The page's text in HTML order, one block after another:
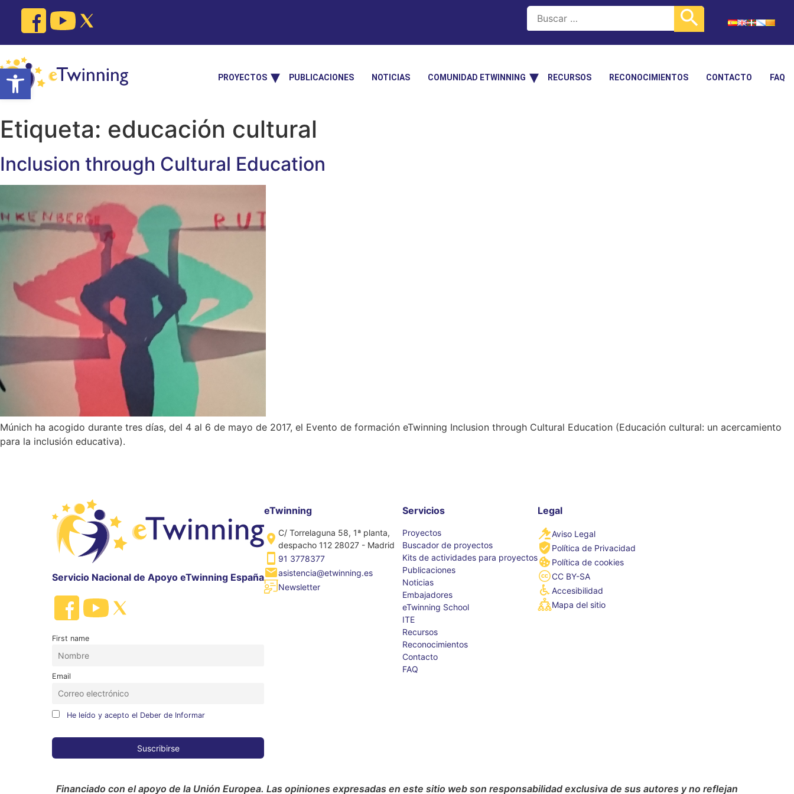
Open toolbar
content
PROYECTOS PUBLICACIONES NOTICIAS COMUNIDAD ETWINNING RECURSOS RECONOCIMIENTOS CONTACTO FAQ
Etiqueta: educación cultural
Inclusion through Cultural Education
Múnich ha acogido durante tres días, del 4 al 6 de mayo de 2017, el Evento de formación eTwinning Inclusion through Cultural Education (Educación cultural: un acercamiento
para la inclusión educativa).
Servicio Nacional de Apoyo eTwinning España
First name
Email
He leído y acepto el Deber de Informar
eTwinning
C/ Torrelaguna 58, 1ª planta,
despacho 112 28027 - Madrid
91 3778377
asistencia@etwinning.es
Newsletter
Servicios
Proyectos
Buscador de proyectos
Kits de actividades para proyectos
Publicaciones
Noticias
Embajadores
eTwinning School
ITE
Recursos
Reconocimientos
Contacto
FAQ
Legal
Aviso Legal
Política de Privacidad
Política de cookies
CC BY-SA
Accesibilidad
Mapa del sitio
Financiado con el apoyo de la Unión Europea. Las opiniones expresadas en este sitio web son responsabilidad exclusiva de sus autores y no reflejan